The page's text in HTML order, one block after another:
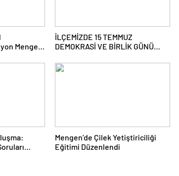
Mengen
İLÇEMİZDE 15 TEMMUZ
DEMOKRASİ VE BİRLİK GÜNÜ
Mengen’de Çilek Yetiştiriciliği
Eğitimi Düzenlendi